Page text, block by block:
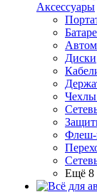
Аксессуары
Диски
Чехлы
Флеш-
Ещё 8